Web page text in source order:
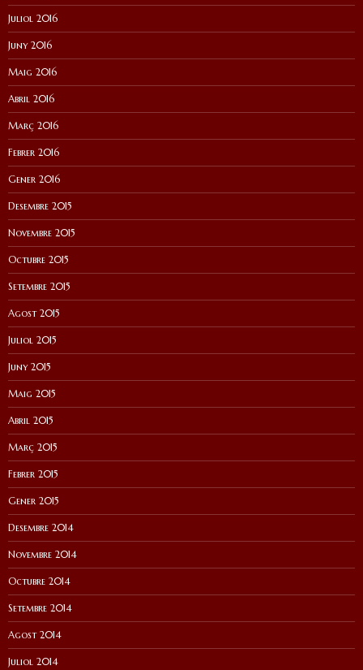
Juliol 2016
Juny 2016
Maig 2016
Abril 2016
Març 2016
Febrer 2016
Gener 2016
Desembre 2015
Novembre 2015
Octubre 2015
Setembre 2015
Agost 2015
Juliol 2015
Juny 2015
Maig 2015
Abril 2015
Març 2015
Febrer 2015
Gener 2015
Desembre 2014
Novembre 2014
Octubre 2014
Setembre 2014
Agost 2014
Juliol 2014